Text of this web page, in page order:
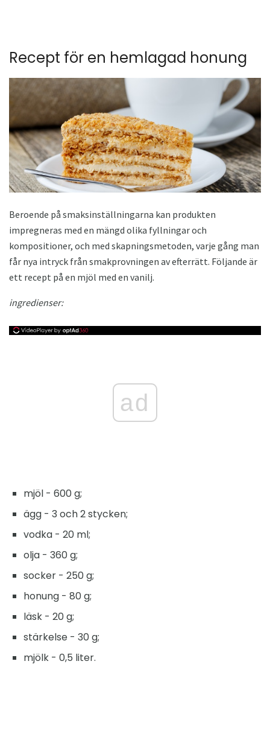
Recept för en hemlagad honung
Beroende på smaksinställningarna kan produkten
impregneras med en mängd olika fyllningar och
kompositioner, och med skapningsmetoden, varje gång man
får nya intryck från smakprovningen av efterrätt. Följande är
ett recept på en mjöl med en vanilj.
ingredienser:
ad
mjöl - 600 g;
ägg - 3 och 2 stycken;
vodka - 20 ml;
olja - 360 g;
socker - 250 g;
honung - 80 g;
läsk - 20 g;
stärkelse - 30 g;
mjölk - 0,5 liter.